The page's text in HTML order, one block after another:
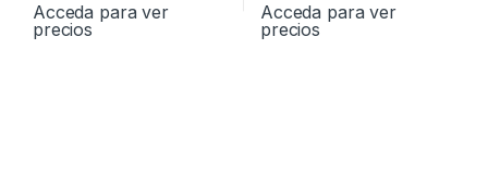
Acceda para ver
precios
Acceda para ver
precios